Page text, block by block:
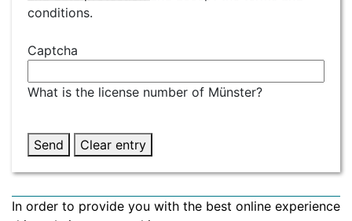
conditions.
Captcha
What is the license number of Münster?
Send Clear entry
In order to provide you with the best online experience